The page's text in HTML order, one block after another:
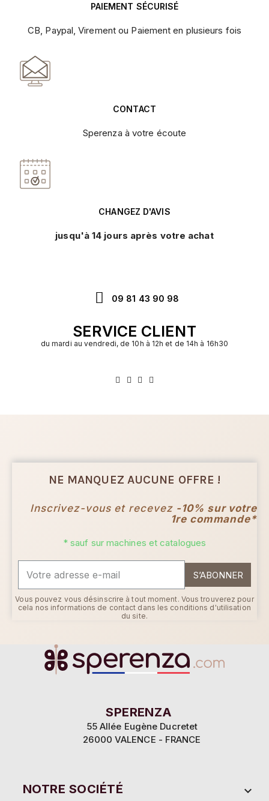
PAIEMENT SÉCURISÉ
CB, Paypal, Virement ou Paiement en plusieurs fois
CONTACT
Sperenza à votre écoute
CHANGEZ D'AVIS
jusqu'à 14 jours après votre achat
09 81 43 90 98
SERVICE CLIENT
du mardi au vendredi, de 10h à 12h et de 14h à 16h30
NE MANQUEZ AUCUNE OFFRE !
Inscrivez-vous et recevez -10% sur votre
1re commande*
* sauf sur machines et catalogues
S’ABONNER
Vous pouvez vous désinscrire à tout moment. Vous trouverez pour
cela nos informations de contact dans les conditions d'utilisation
du site.
SPERENZA
55 Allée Eugène Ducretet
26000 VALENCE - FRANCE
NOTRE SOCIÉTÉ 